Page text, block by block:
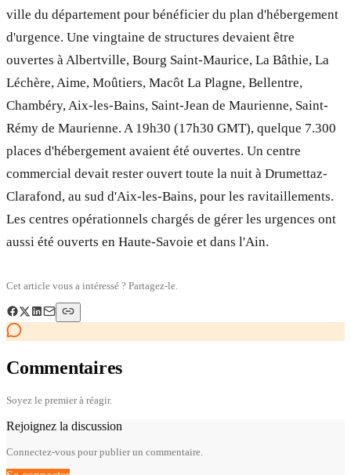
ville du département pour bénéficier du plan d'hébergement
d'urgence. Une vingtaine de structures devaient être
ouvertes à Albertville, Bourg Saint-Maurice, La Bâthie, La
Léchère, Aime, Moûtiers, Macôt La Plagne, Bellentre,
Chambéry, Aix-les-Bains, Saint-Jean de Maurienne, Saint-
Rémy de Maurienne. A 19h30 (17h30 GMT), quelque 7.300
places d'hébergement avaient été ouvertes. Un centre
commercial devait rester ouvert toute la nuit à Drumettaz-
Clarafond, au sud d'Aix-les-Bains, pour les ravitaillements.
Les centres opérationnels chargés de gérer les urgences ont
aussi été ouverts en Haute-Savoie et dans l'Ain.
Cet article vous a intéressé ? Partagez-le.
Commentaires
Soyez le premier à réagir.
Rejoignez la discussion
Connectez-vous pour publier un commentaire.